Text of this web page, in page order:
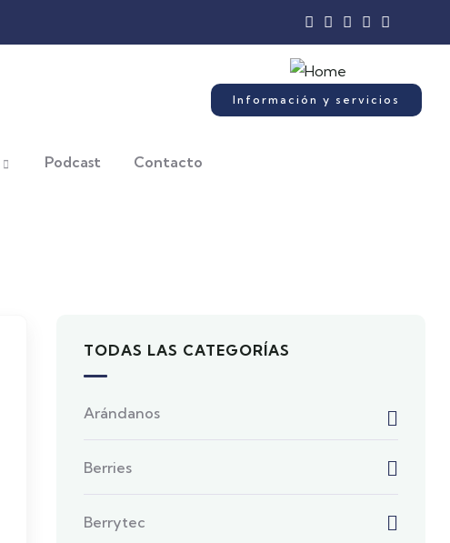
Información y servicios
Podcast Contacto
TODAS LAS CATEGORÍAS
Arándanos
Berries
Berrytec